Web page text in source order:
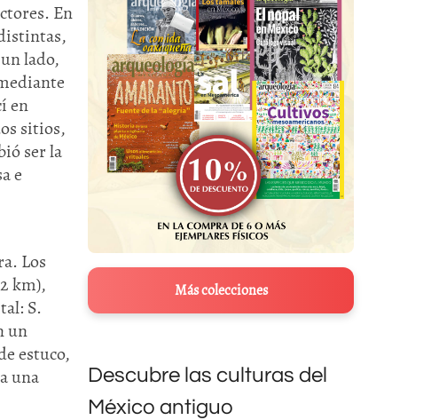
En
lado,
en
sitios,
ser la
e
Los
km),
S.
un
estuco,
una
Más colecciones
Descubre las culturas del
México antiguo